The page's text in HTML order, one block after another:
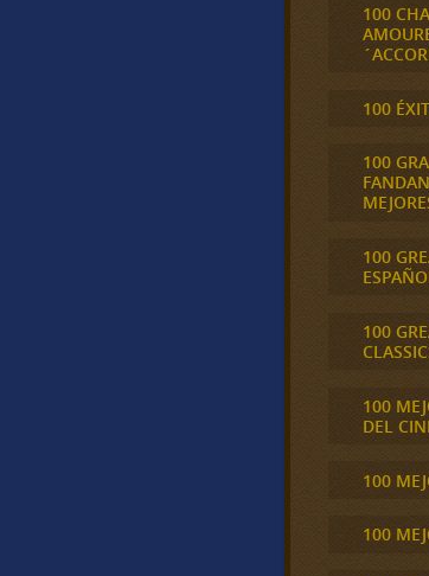
100
100
100
100
100
100
DEL
100
100